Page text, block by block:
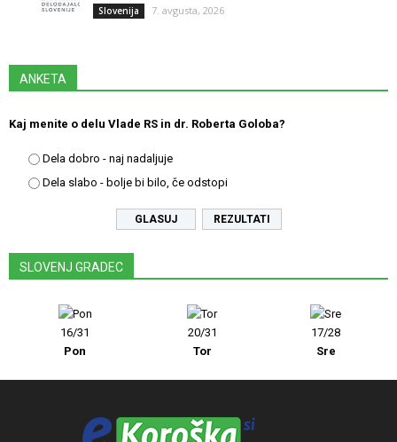
Slovenija 7. avgusta, 2026
ANKETA
Kaj menite o delu Vlade RS in dr. Roberta Goloba?
Dela dobro - naj nadaljuje
Dela slabo - bolje bi bilo, če odstopi
REZULTATI
SLOVENJ GRADEC
16/31
Pon
20/31
Tor
17/28
Sre